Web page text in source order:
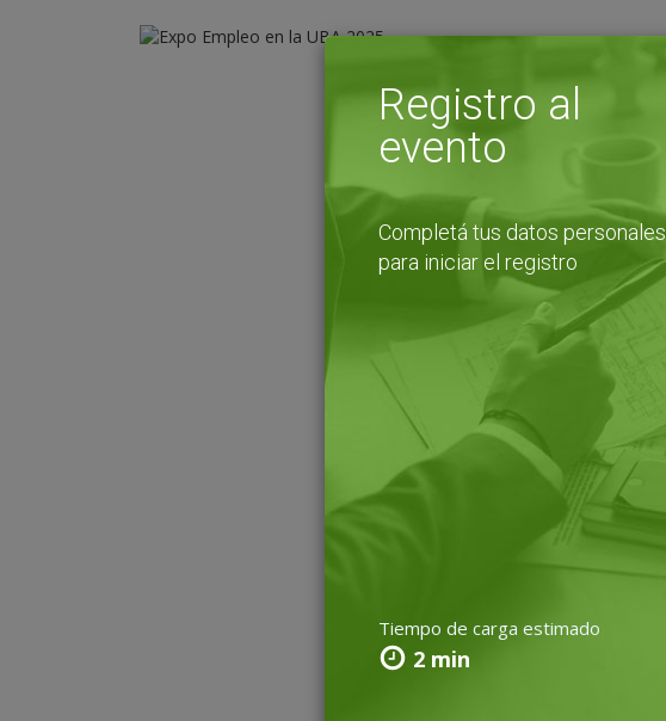
Registro al
evento
Completá tus datos personales
para iniciar el registro
Tiempo de carga estimado
2 min